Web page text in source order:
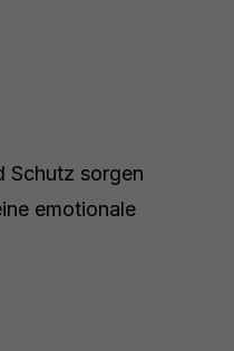
Schutz sorgen
emotionale